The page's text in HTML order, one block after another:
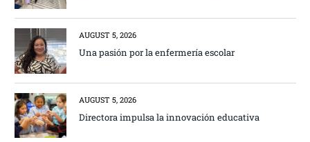
AUGUST 5, 2026
Una pasión por la enfermería escolar
AUGUST 5, 2026
Directora impulsa la innovación educativa